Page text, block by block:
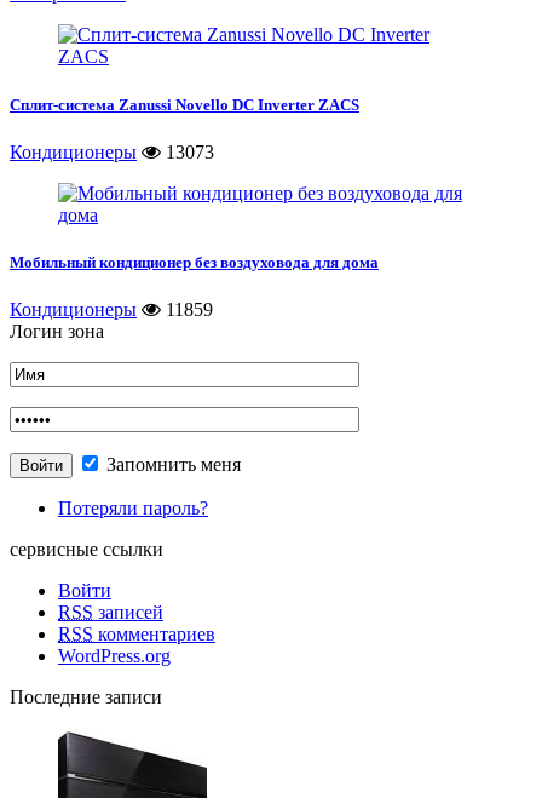
Сплит-система Zanussi Novello DC Inverter ZACS
Кондиционеры 13073
Мобильный кондиционер без воздуховода для дома
Кондиционеры
11859
Логин зона
Запомнить меня
Потеряли пароль?
сервисные ссылки
Войти
RSS записей
RSS комментариев
WordPress.org
Последние записи